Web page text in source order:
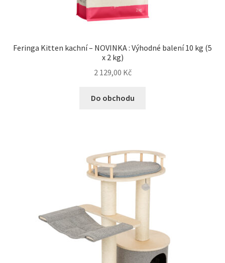
Feringa Kitten kachní – NOVINKA : Výhodné balení 10 kg (5
x 2 kg)
2 129,00 Kč
Do obchodu